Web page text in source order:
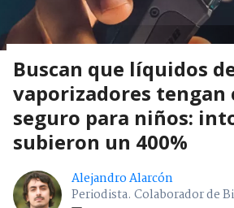
Buscan que líquidos
vaporizadores tengan
seguro para niños:
subieron un 400%
Alejandro Alarcón
Periodista. Colaborador de